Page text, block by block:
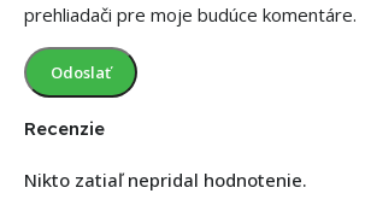
Recenzie
Nikto zatiaľ nepridal hodnotenie.
prehliadači pre moje budúce komentáre.